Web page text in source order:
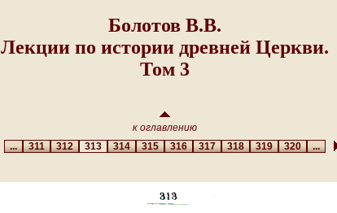
Болотов В.В.
Лекции по истории древней Церкви.
Том 3
к оглавлению
...311312 313 314315316317318319320...